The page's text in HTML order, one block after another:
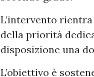
L’intervento rientra
della priorità
disposizione una
L’obiettivo è